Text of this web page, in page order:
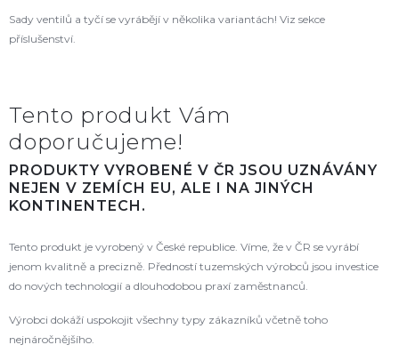
Sady ventilů a tyčí se vyrábějí v několika variantách! Viz sekce
příslušenství.
Tento produkt Vám
doporučujeme!
PRODUKTY VYROBENÉ V ČR JSOU UZNÁVÁNY
NEJEN V ZEMÍCH EU, ALE I NA JINÝCH
KONTINENTECH.
Tento produkt je vyrobený v České republice. Víme, že v ČR se vyrábí
jenom kvalitně a precizně. Předností tuzemských výrobců jsou investice
do nových technologií a dlouhodobou praxí zaměstnanců.
Výrobci dokáží uspokojit všechny typy zákazníků včetně toho
nejnáročnějšího.